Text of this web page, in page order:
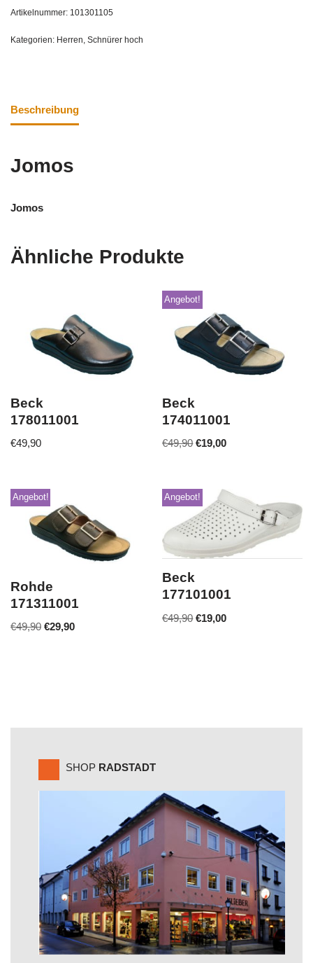
Artikelnummer: 101301105
Kategorien: Herren, Schnürer hoch
Beschreibung
Jomos
Jomos
Ähnliche Produkte
Beck
178011001
€49,90
Angebot!
Beck
174011001
€49,90 €19,00
Angebot!
Rohde
171311001
€49,90 €29,90
Angebot!
Beck
177101001
€49,90 €19,00
SHOP RADSTADT